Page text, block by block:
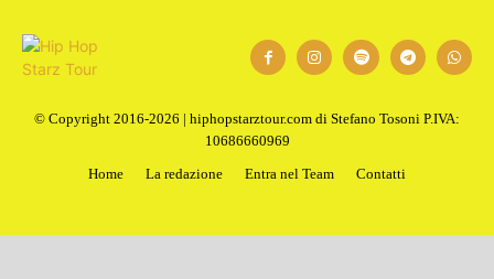
© Copyright 2016-2026 | hiphopstarztour.com di Stefano Tosoni P.IVA:
10686660969
Home
La redazione Entra nel Team Contatti